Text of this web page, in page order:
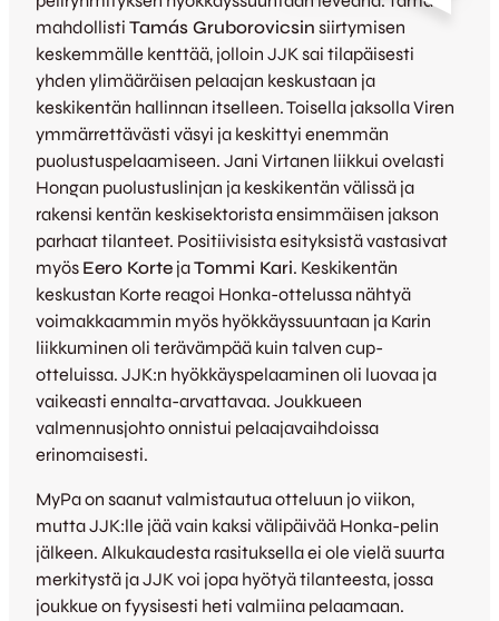
mahdollisti Tamás Gruborovicsin siirtymisen
keskemmälle kenttää, jolloin JJK sai tilapäisesti
yhden ylimääräisen pelaajan keskustaan ja
keskikentän hallinnan itselleen. Toisella jaksolla Viren
ymmärrettävästi väsyi ja keskittyi enemmän
puolustuspelaamiseen. Jani Virtanen liikkui ovelasti
Hongan puolustuslinjan ja keskikentän välissä ja
rakensi kentän keskisektorista ensimmäisen jakson
parhaat tilanteet. Positiivisista esityksistä vastasivat
myös Eero Korte jaTommi Kari. Keskikentän
keskustan Korte reagoi Honka-ottelussa nähtyä
voimakkaammin myös hyökkäyssuuntaan ja Karin
liikkuminen oli terävämpää kuin talven cup-
otteluissa. JJK:n hyökkäyspelaaminen oli luovaa ja
vaikeasti ennalta-arvattavaa. Joukkueen
valmennusjohto onnistui pelaajavaihdoissa
erinomaisesti.
MyPa on saanut valmistautua otteluun jo viikon,
mutta JJK:lle jää vain kaksi välipäivää Honka-pelin
jälkeen. Alkukaudesta rasituksella ei ole vielä suurta
merkitystä ja JJK voi jopa hyötyä tilanteesta, jossa
joukkue on fyysisesti heti valmiina pelaamaan.